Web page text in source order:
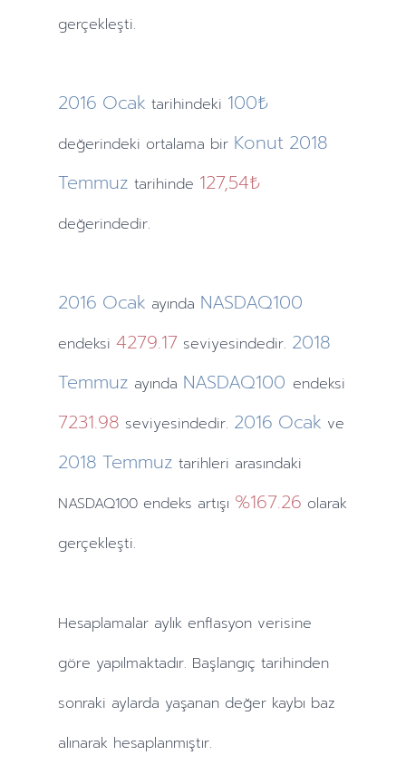
gerçekleşti.
2016 Ocak tarihindeki 100₺
değerindeki ortalama bir Konut 2018
Temmuz tarihinde 127,54₺
değerindedir.
2016 Ocak ayında NASDAQ100
endeksi 4279.17 seviyesindedir. 2018
Temmuz ayında NASDAQ100 endeksi
7231.98 seviyesindedir. 2016 Ocak ve
2018 Temmuz tarihleri arasındaki
NASDAQ100 endeks artışı %167.26 olarak
gerçekleşti.
Hesaplamalar aylık enflasyon verisine
göre yapılmaktadır. Başlangıç tarihinden
sonraki aylarda yaşanan değer kaybı baz
alınarak hesaplanmıştır.